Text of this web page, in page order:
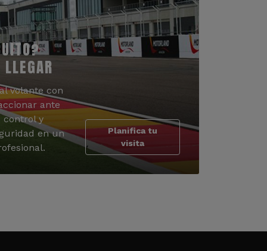
volante con
ante
control y
en un
Planifica tu
visita